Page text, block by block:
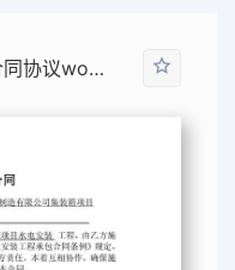
水电安装施工合同范本合同协议word模板